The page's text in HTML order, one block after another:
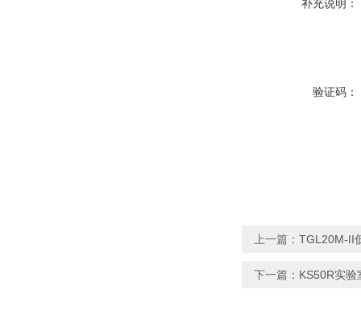
补充说明：
验证码：
上一篇： TGL20M-II
下一篇： KS50R实